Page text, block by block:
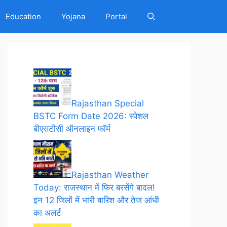
Education Yojana Portal
Rajasthan Special
BSTC Form Date 2026: स्पेशल
बीएसटीसी ऑनलाइन फॉर्म
Rajasthan Weather
Today: राजस्थान में फिर बरसेंगे बादल!
इन 12 जिलों में भारी बारिश और तेज आंधी
का अलर्ट